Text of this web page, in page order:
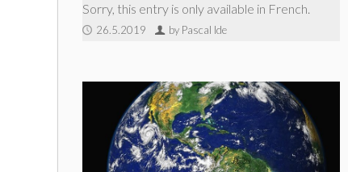
Sorry, this entry is only available in French.
26.5.2019 by Pascal Ide